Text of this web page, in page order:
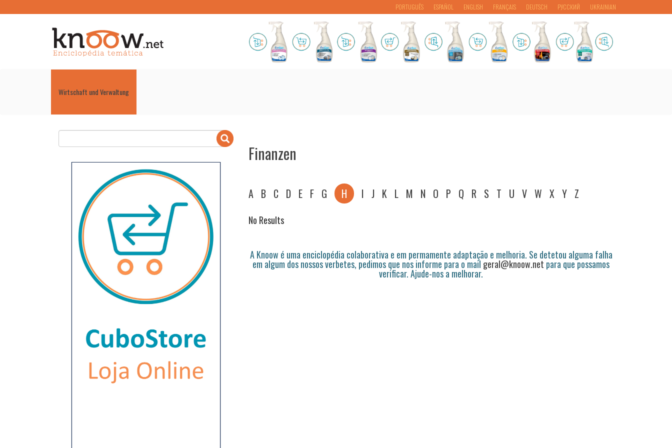
PORTUGUÊS ESPAÑOL ENGLISH FRANÇAIS DEUTSCH РУССКИЙ UKRAINIAN
Wirtschaft und Verwaltung
Finanzen
A B C D E F G H I J K L M N O P Q R S T U V W X Y Z
No Results
A Knoow é uma enciclopédia colaborativa e em permamente adaptação e melhoria. Se detetou alguma falha
em algum dos nossos verbetes, pedimos que nos informe para o mail geral@knoow.net para que possamos
verificar. Ajude-nos a melhorar.